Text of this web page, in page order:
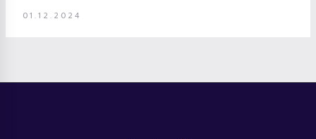
01.12.2024